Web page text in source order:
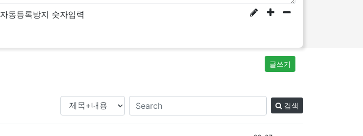
자동등록방지 숫자입력
글쓰기
검색